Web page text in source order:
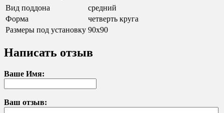
Вид поддона
средний
Форма
четверть круга
Размеры под установку 90х90
Написать отзыв
Ваше Имя:
Ваш отзыв: